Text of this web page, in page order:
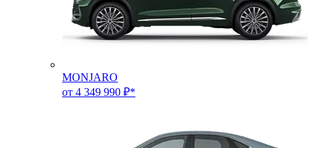
MONJARO
от 4 349 990 ₽*